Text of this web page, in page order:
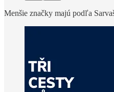
Menšie značky majú podľa